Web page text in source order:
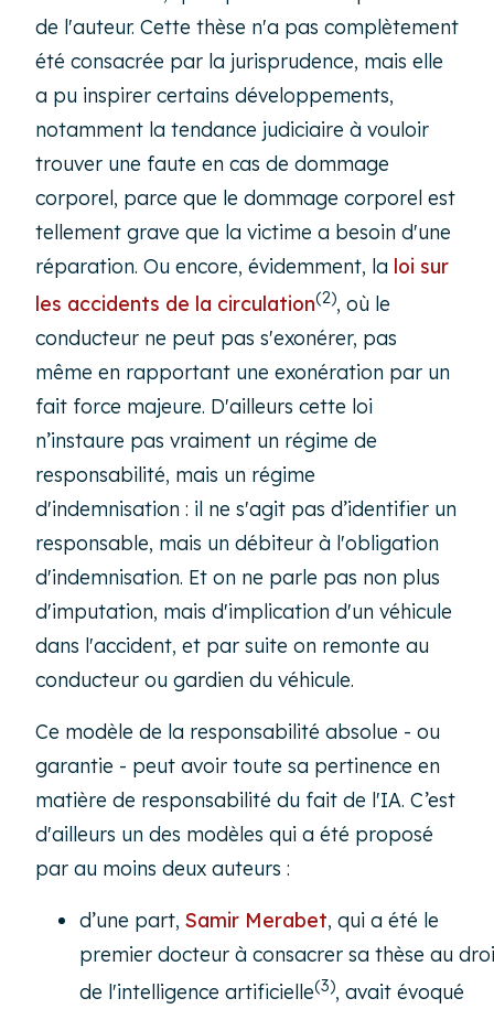
de l'auteur. Cette thèse n'a pas complètement
été consacrée par la jurisprudence, mais elle
a pu inspirer certains développements,
notamment la tendance judiciaire à vouloir
trouver une faute en cas de dommage
corporel, parce que le dommage corporel est
tellement grave que la victime a besoin d'une
réparation. Ou encore, évidemment, la loi sur
les accidents de la circulation(2), où le
conducteur ne peut pas s'exonérer, pas
même en rapportant une exonération par un
fait force majeure. D'ailleurs cette loi
n’instaure pas vraiment un régime de
responsabilité, mais un régime
d'indemnisation : il ne s'agit pas d’identifier un
responsable, mais un débiteur à l'obligation
d'indemnisation. Et on ne parle pas non plus
d'imputation, mais d'implication d'un véhicule
dans l'accident, et par suite on remonte au
conducteur ou gardien du véhicule.
Ce modèle de la responsabilité absolue - ou
garantie - peut avoir toute sa pertinence en
matière de responsabilité du fait de l'IA. C’est
d'ailleurs un des modèles qui a été proposé
par au moins deux auteurs :
d’une part, Samir Merabet, qui a été le
premier docteur à consacrer sa thèse au
de l'intelligence artificielle(3), avait évoqué